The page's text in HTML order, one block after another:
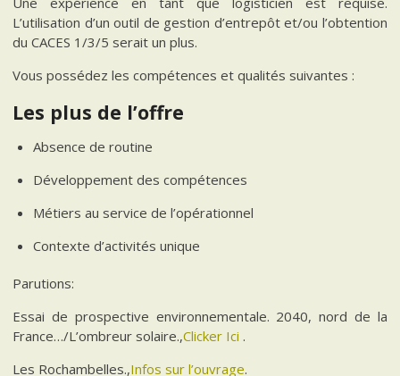
L’utilisation d’un outil de gestion d’entrepôt et/ou l’obtention
du CACES 1/3/5 serait un plus.
Vous possédez les compétences et qualités suivantes :
Les plus de l’offre
Absence de routine
Développement des compétences
Métiers au service de l’opérationnel
Contexte d’activités unique
Parutions:
Essai de prospective environnementale. 2040, nord de la
France…/L’ombreur solaire.,Clicker Ici .
Les Rochambelles.,Infos sur l’ouvrage.